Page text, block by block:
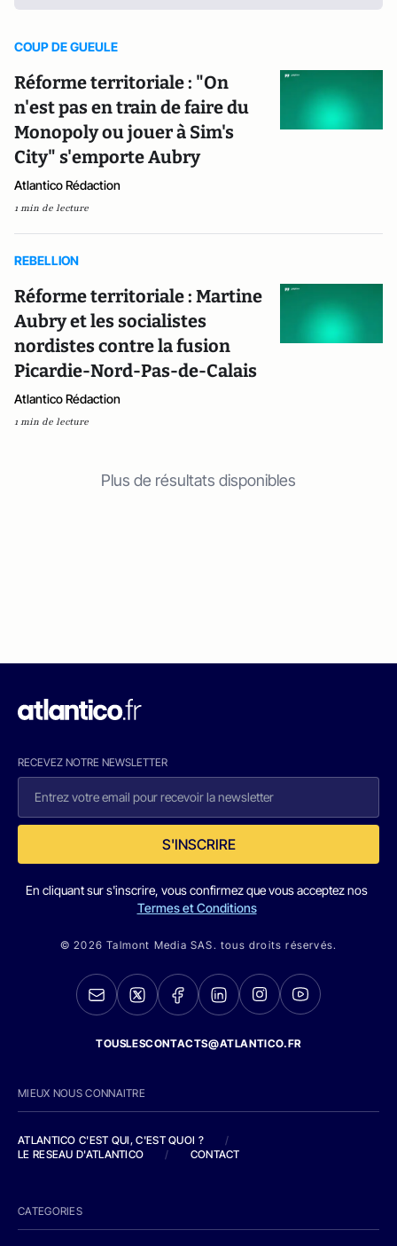
COUP DE GUEULE
Réforme territoriale : "On
n'est pas en train de faire du
Monopoly ou jouer à Sim's
City" s'emporte Aubry
Atlantico Rédaction
1 min de lecture
REBELLION
Réforme territoriale : Martine
Aubry et les socialistes
nordistes contre la fusion
Picardie-Nord-Pas-de-Calais
Atlantico Rédaction
1 min de lecture
Plus de résultats disponibles
RECEVEZ NOTRE NEWSLETTER
S'INSCRIRE
En cliquant sur s'inscrire, vous confirmez que vous acceptez nos
Termes et Conditions
© 2026 Talmont Media SAS. tous droits réservés.
TOUSLESCONTACTS@ATLANTICO.FR
MIEUX NOUS CONNAITRE
ATLANTICO C'EST QUI, C'EST QUOI ?
/
LE RESEAU D'ATLANTICO
/ CONTACT
CATEGORIES